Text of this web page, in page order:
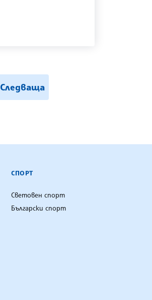
Следваща
СПОРТ
Световен спорт
Български спорт